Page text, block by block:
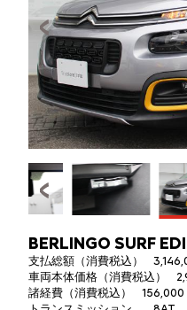
BERLINGO SURF
支払総額（消費税込）
車両本体価格（消費税込）
諸経費（消費税込）
156,000